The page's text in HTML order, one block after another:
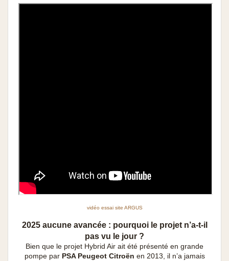
vidéo essai site ARGUS
2025 aucune avancée : pourquoi le projet n’a-t-il
pas vu le jour ?
Bien que le projet Hybrid Air ait été présenté en grande
pompe par PSA Peugeot Citroën en 2013, il n’a jamais